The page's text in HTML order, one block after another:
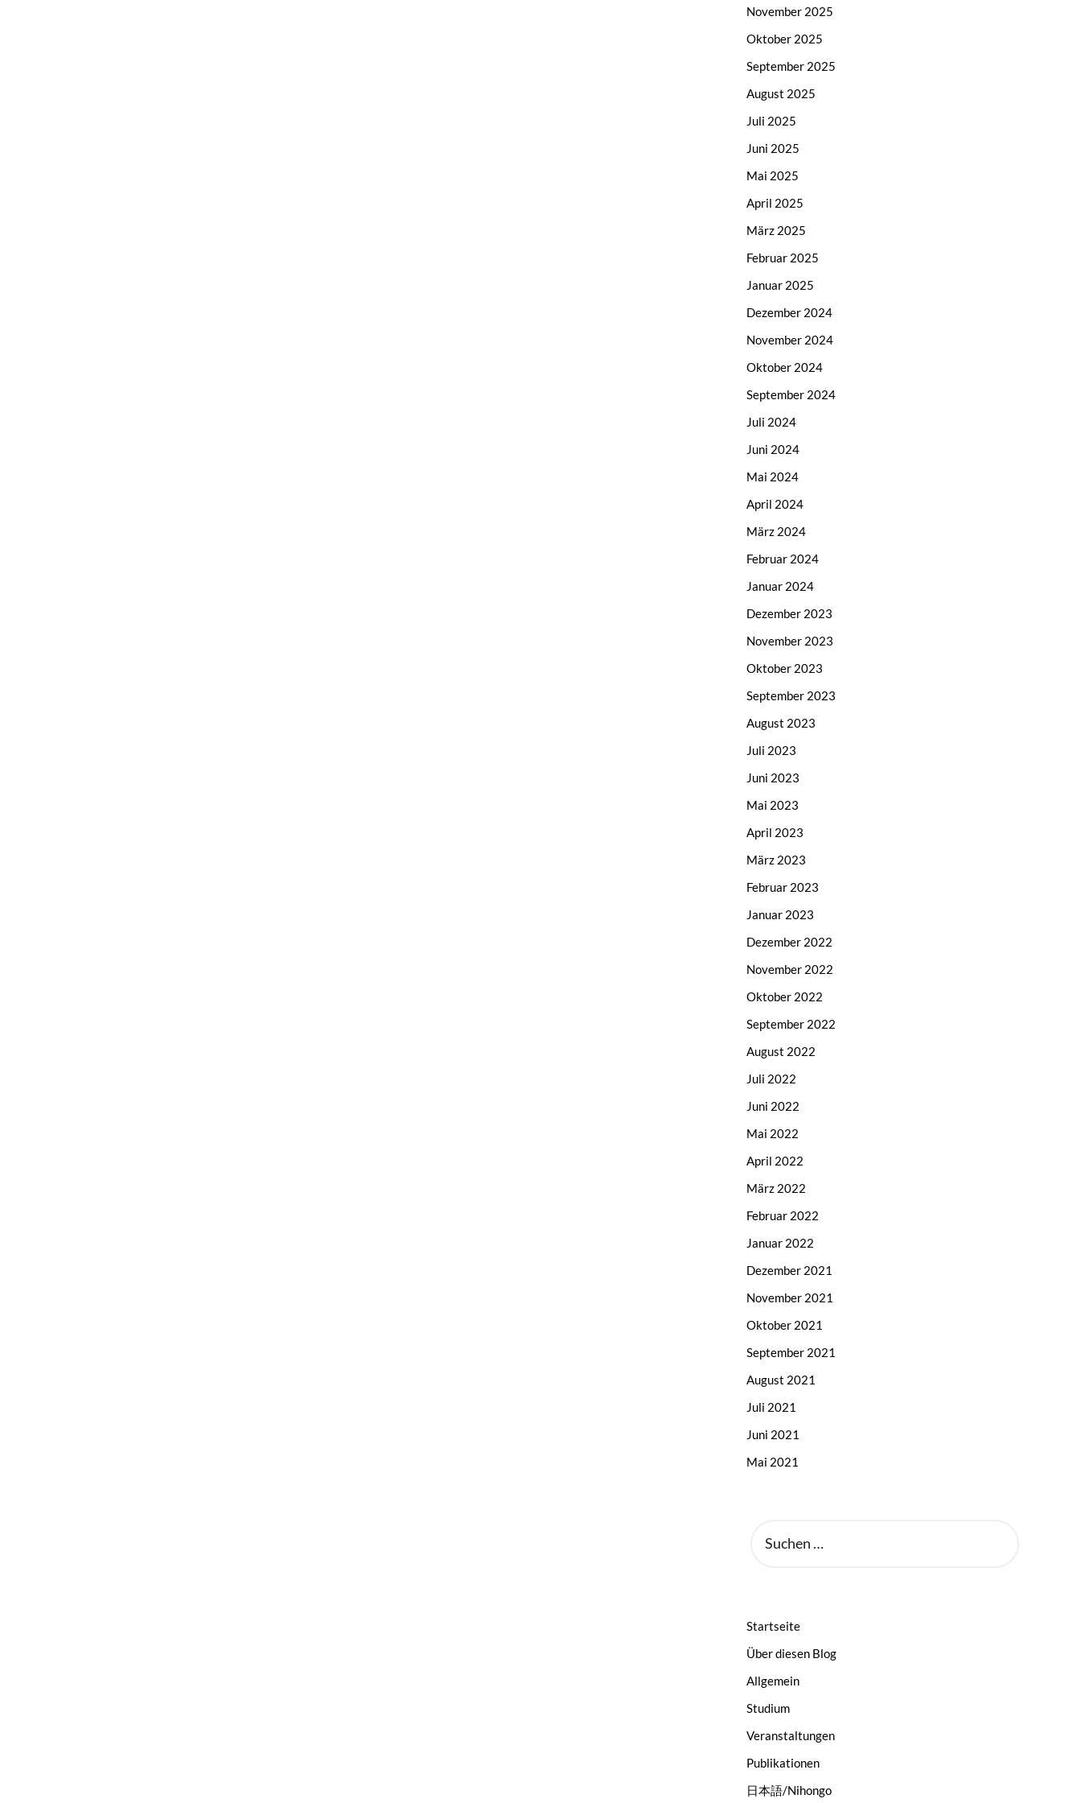
November 2025
Oktober 2025
September 2025
August 2025
Juli 2025
Juni 2025
Mai 2025
April 2025
März 2025
Februar 2025
Januar 2025
Dezember 2024
November 2024
Oktober 2024
September 2024
Juli 2024
Juni 2024
Mai 2024
April 2024
März 2024
Februar 2024
Januar 2024
Dezember 2023
November 2023
Oktober 2023
September 2023
August 2023
Juli 2023
Juni 2023
Mai 2023
April 2023
März 2023
Februar 2023
Januar 2023
Dezember 2022
November 2022
Oktober 2022
September 2022
August 2022
Juli 2022
Juni 2022
Mai 2022
April 2022
März 2022
Februar 2022
Januar 2022
Dezember 2021
November 2021
Oktober 2021
September 2021
August 2021
Juli 2021
Juni 2021
Mai 2021
NACH:
Startseite
Über diesen Blog
Allgemein
Studium
Veranstaltungen
Publikationen
日本語/Nihongo